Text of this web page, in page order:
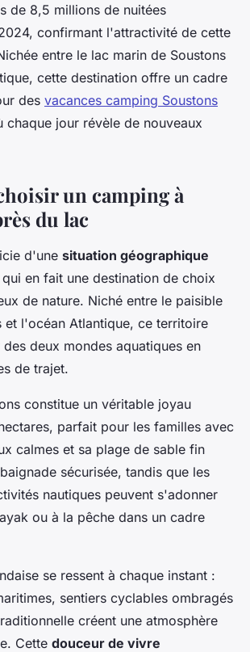
de 8,5 millions de nuitées
confirmant l'attractivité de cette
entre le lac marin de Soustons
cette destination offre un cadre
des vacances camping Soustons
chaque jour révèle de nouveaux
un camping à
du lac
d'une situation géographique
qui en fait une destination de choix
de nature. Niché entre le paisible
et l'océan Atlantique, ce territoire
deux mondes aquatiques en
de trajet.
constitue un véritable joyau
parfait pour les familles avec
calmes et sa plage de sable fin
sécurisée, tandis que les
nautiques peuvent s'adonner
ou à la pêche dans un cadre
se ressent à chaque instant :
sentiers cyclables ombragés
créent une atmosphère
Cette douceur de vivre